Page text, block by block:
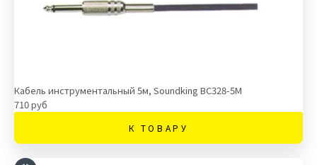
Кабель инструментальный 5м, Soundking BC328-5M
710 руб
К ТОВАРУ